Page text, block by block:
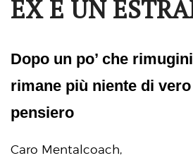
EX È UN
Dopo un po’ che
rimane più niente di vero
pensiero
Caro Mentalcoach,